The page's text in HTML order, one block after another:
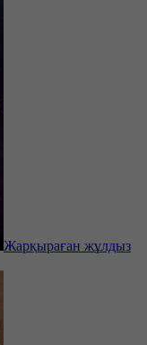
Жарқыраған жұлдыз